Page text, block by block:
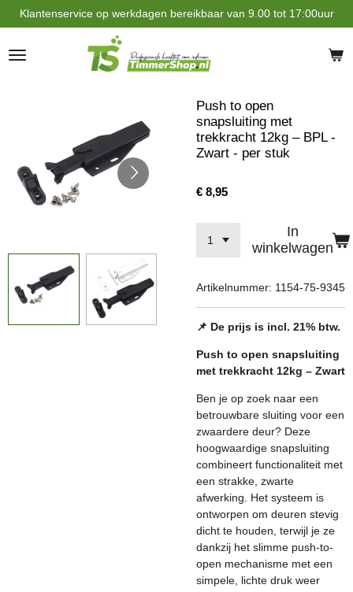
Ga
direct
naar
de
Klantenservice op werkdagen bereikbaar van 9.00 tot 17:00uur
Push to open
snapsluiting met
trekkracht 12kg – BPL -
Zwart - per stuk
€ 8,95
In
winkelwagen
Artikelnummer: 1154-75-9345
📌 De prijs is incl. 21% btw.
Push to open snapsluiting
met trekkracht 12kg – Zwart
Ben je op zoek naar een
betrouwbare sluiting voor een
zwaardere deur? Deze
hoogwaardige snapsluiting
combineert functionaliteit met
een strakke, zwarte
afwerking. Het systeem is
ontworpen om deuren stevig
dicht te houden, terwijl je ze
dankzij het slimme push-to-
open mechanisme met een
simpele, lichte druk weer